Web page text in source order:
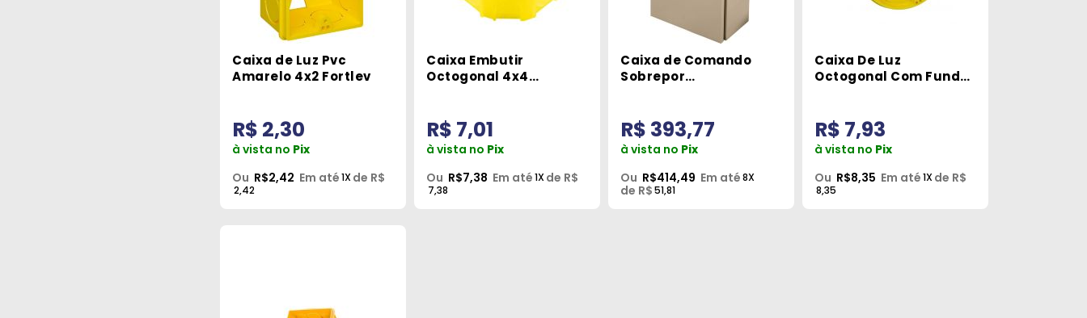
Caixa de Luz Pvc
Amarelo 4x2 Fortlev
R$ 2,30
à vista no Pix
Ou R$2,42 Em até1X de R$
2,42
Caixa Embutir
Octogonal 4x4
R$ 7,01
à vista no Pix
Ou R$7,38 Em até1X de R$
7,38
Caixa de Comando
Sobrepor
R$ 393,77
à vista no Pix
Ou R$414,49 Em até8X
de R$51,81
Caixa De Luz
Octogonal Com Fundo
R$ 7,93
à vista no Pix
Ou R$8,35 Em até1X de R$
8,35